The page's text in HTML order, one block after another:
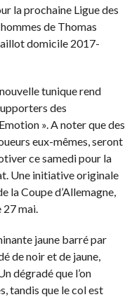
la prochaine Ligue des
de Thomas
domicile 2017-
tunique rend
des
». A noter que des
eux-mêmes, seront
ce samedi pour la
Une initiative originale
la Coupe d’Allemagne,
mai.
jaune barré par
de noir et de jaune,
dégradé que l’on
tandis que le col est